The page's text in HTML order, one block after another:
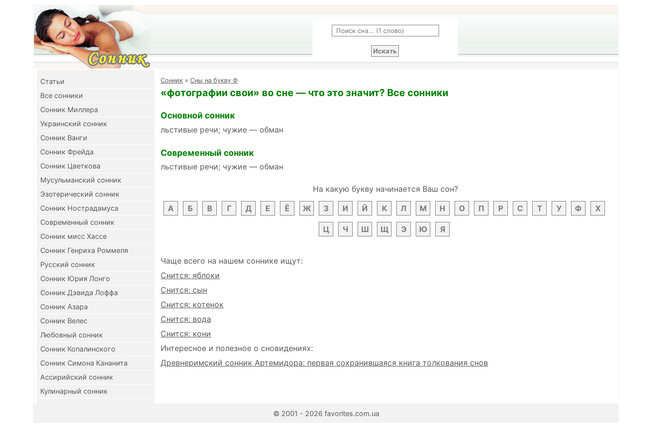
Cтатьи
Все сонники
Сонник Миллера
Украинский сонник
Сонник Ванги
Сонник Фрейда
Сонник Цветкова
Мусульманский сонник
Эзотерический сонник
Сонник Нострадамуса
Современный сонник
Сонник мисс Хассе
Сонник Генриха Роммеля
Русский сонник
Сонник Юрия Лонго
Сонник Дэвида Лоффа
Сонник Азара
Сонник Велес
Любовный сонник
Сонник Копалинского
Сонник Симона Кананита
Ассирийский сонник
Кулинарный сонник
Cонник » Сны на букву Ф
«фотографии свои» во сне — что это значит? Все сонники
Основной сонник
льстивые речи; чужие — обман
Современный сонник
льстивые речи; чужие — обман
На какую букву начинается Ваш сон?
А
Б В Г Д Е Ё Ж З И Й К Л М Н О П Р С Т У Ф Х
Ц Ч Ш Щ Э Ю Я
Чаще всего на нашем соннике ищут:
Снится: яблоки
Снится: сын
Снится: котенок
Снится: вода
Снится: кони
Интересное и полезное о сновидениях:
Древнеримский сонник Артемидора: первая сохранившаяся книга толкования снов
© 2001 - 2026 favorites.com.ua